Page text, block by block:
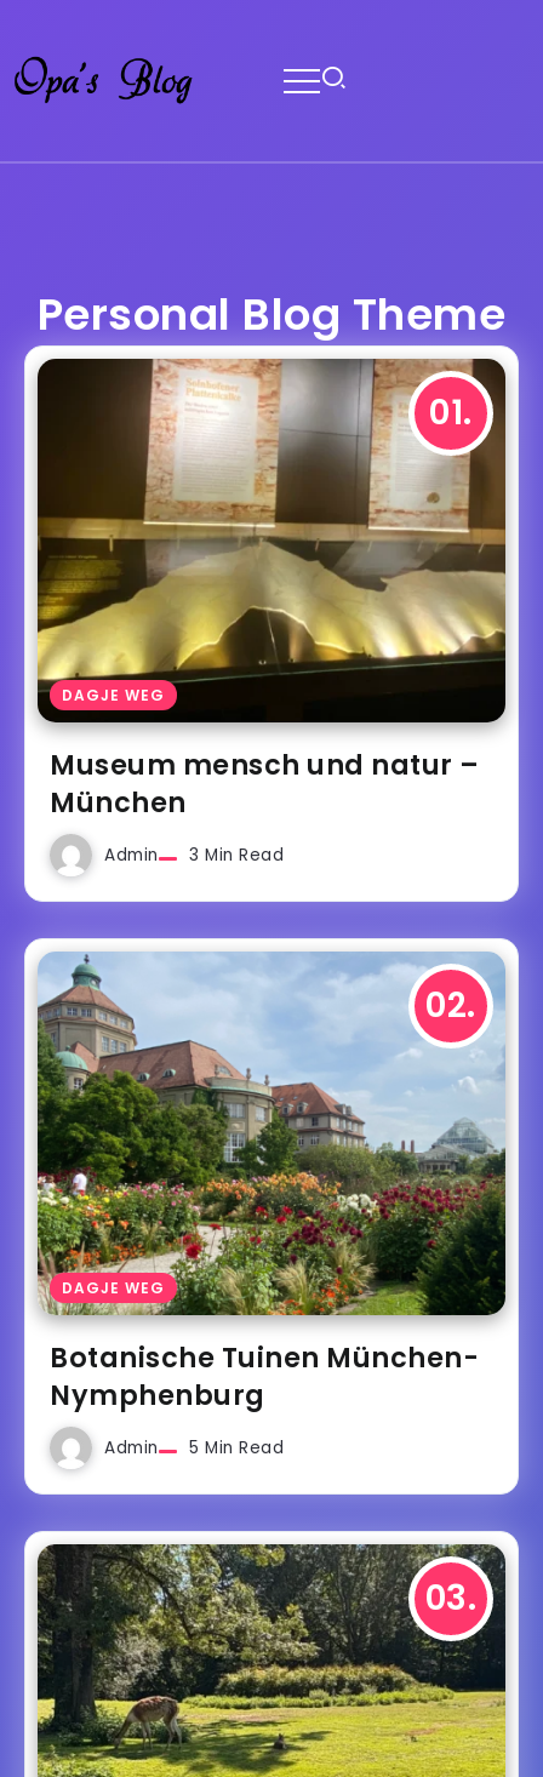
Personal Blog Theme
DAGJE WEG
Museum mensch und natur –
München
Admin 3 Min Read
DAGJE WEG
Botanische Tuinen München-
Nymphenburg
Admin 5 Min Read